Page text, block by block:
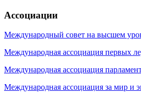
Ассоциации
Международный совет на высшем
Международная ассоциация первых
Международная ассоциация
Международная ассоциация за мир и